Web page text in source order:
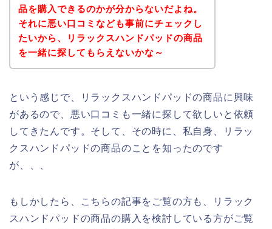
品を購入できるのかが分からないだよね。
それに悪い口コミなども事前にチェックし
たいから、リラックスハンドパッドの商品
を一緒に探してもらえないかな～
という感じで、リラックスハンドパッドの商品に興味
があるので、悪い口コミも一緒に探して欲しいと依頼
してきたんです。そして、その時に、私自身、リラッ
クスハンドパッドの商品のことを知ったのです
が、、、
もしかしたら、こちらの記事をご覧の方も、リラック
スハンドパッドの商品の購入を検討している方がご覧